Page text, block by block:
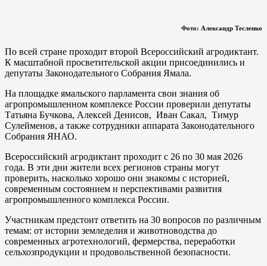
Фото: Александр Тесленко
По всей стране проходит второй Всероссийский агродиктант.
К масштабной просветительской акции присоединились и
депутаты Законодательного Собрания Ямала.
На площадке ямальского парламента свои знания об
агропромышленном комплексе России проверили депутаты
Татьяна Бучкова, Алексей Денисов, Иван Сакал, Тимур
Сулейменов, а также сотрудники аппарата Законодательного
Собрания ЯНАО.
Всероссийский агродиктант проходит с 26 по 30 мая 2026
года. В эти дни жители всех регионов страны могут
проверить, насколько хорошо они знакомы с историей,
современным состоянием и перспективами развития
агропромышленного комплекса России.
Участникам предстоит ответить на 30 вопросов по различным
темам: от истории земледелия и животноводства до
современных агротехнологий, фермерства, переработки
сельхозпродукции и продовольственной безопасности.